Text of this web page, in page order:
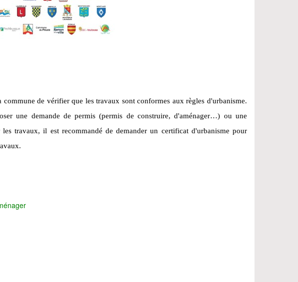
de vérifier que les travaux sont conformes aux règles d'urbanisme.
une demande de permis (permis de construire, d'aménager…) ou une
travaux, il est recommandé de demander un certificat d'urbanisme pour